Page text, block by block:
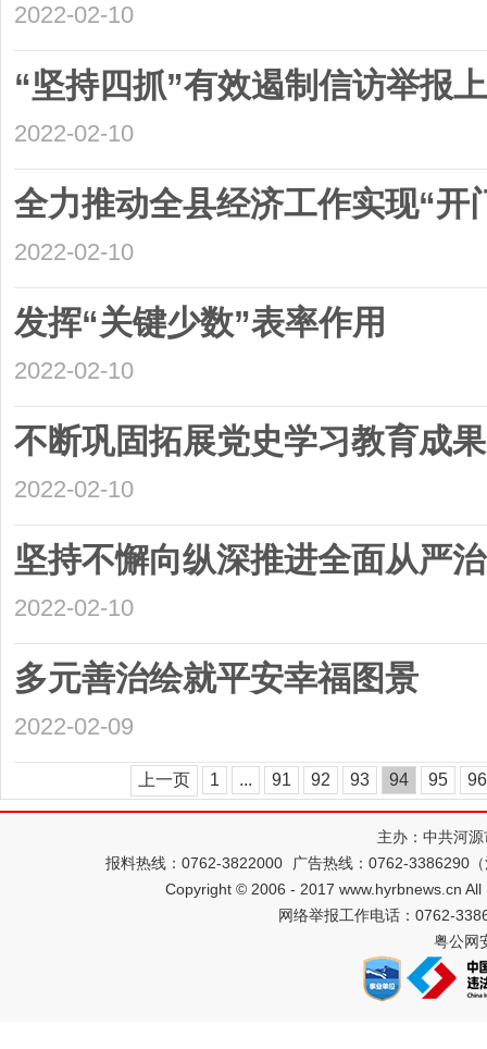
2022-02-10
“坚持四抓”有效遏制信访举报
2022-02-10
全力推动全县经济工作实现“开
2022-02-10
发挥“关键少数”表率作用
2022-02-10
不断巩固拓展党史学习教育成果
2022-02-10
坚持不懈向纵深推进全面从严
2022-02-10
多元善治绘就平安幸福图景
2022-02-09
上一页 1 ... 91 92 93 94 95 96